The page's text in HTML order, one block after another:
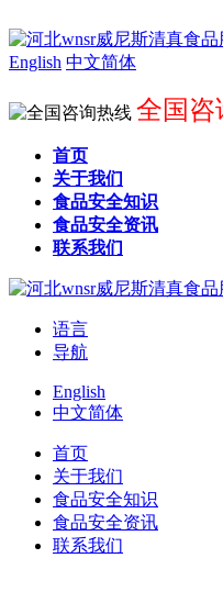
English 中文简体
全国咨
首页
关于我们
食品安全知识
食品安全资讯
联系我们
语言
导航
English
中文简体
首页
关于我们
食品安全知识
食品安全资讯
联系我们